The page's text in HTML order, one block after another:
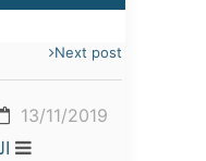
Next post
13/11/2019